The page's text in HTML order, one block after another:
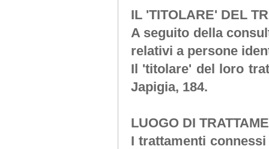
IL 'TITOLARE' DEL
A seguito della
relativi a persone
Il 'titolare' del loro
Japigia, 184.
LUOGO DI
I trattamenti